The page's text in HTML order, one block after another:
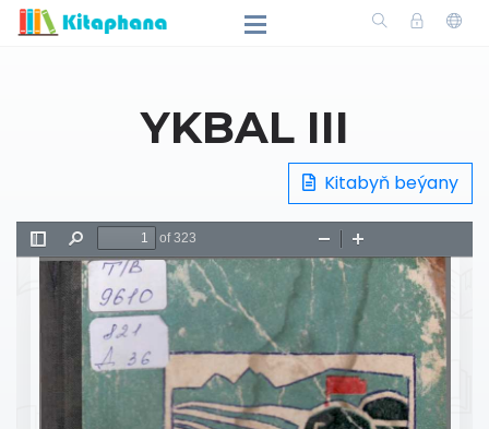
YKBAL III
Kitabyň beýany